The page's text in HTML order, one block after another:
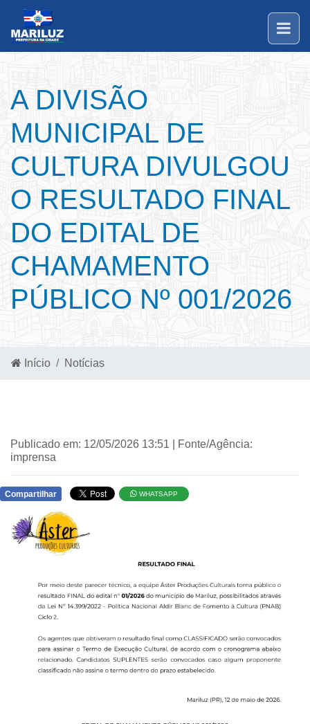
A DIVISÃO
MUNICIPAL DE
CULTURA DIVULGOU
O RESULTADO FINAL
DO EDITAL DE
CHAMAMENTO
PÚBLICO Nº 001/2026
Início Notícias
Publicado em: 12/05/2026 13:51 | Fonte/Agência:
imprensa
Compartilhar WHATSAPP